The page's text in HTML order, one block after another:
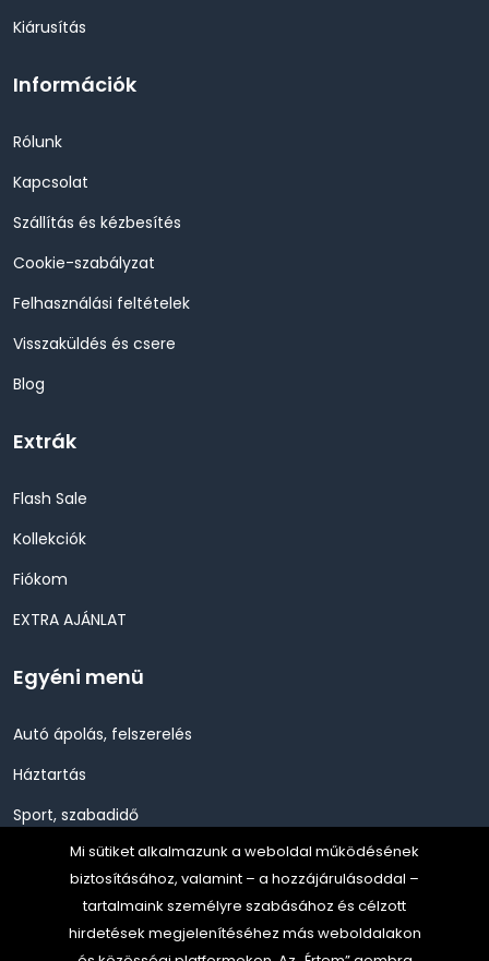
Kiárusítás
Információk
Rólunk
Kapcsolat
Szállítás és kézbesítés
Cookie-szabályzat
Felhasználási feltételek
Visszaküldés és csere
Blog
Extrák
Flash Sale
Kollekciók
Fiókom
EXTRA AJÁNLAT
Egyéni menü
Autó ápolás, felszerelés
Háztartás
Sport, szabadidő
Szépség, Egészség, Higénia
Szerszám, Barkácsolás
Telefon, Okos eszköz, GPS
Mi sütiket alkalmazunk a weboldal működésének
biztosításához, valamint – a hozzájárulásoddal –
tartalmaink személyre szabásához és célzott
hirdetések megjelenítéséhez más weboldalakon